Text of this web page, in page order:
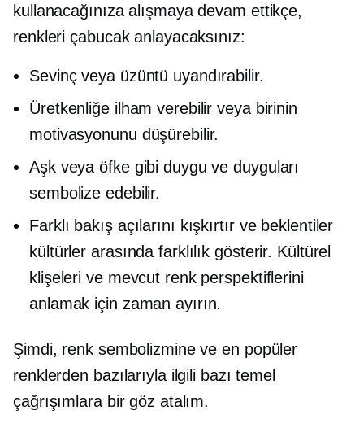
kullanacağınıza alışmaya devam ettikçe,
renkleri çabucak anlayacaksınız:
Sevinç veya üzüntü uyandırabilir.
Üretkenliğe ilham verebilir veya birinin
motivasyonunu düşürebilir.
Aşk veya öfke gibi duygu ve duyguları
sembolize edebilir.
Farklı bakış açılarını kışkırtır ve beklentiler
kültürler arasında farklılık gösterir. Kültürel
klişeleri ve mevcut renk perspektiflerini
anlamak için zaman ayırın.
Şimdi, renk sembolizmine ve en popüler
renklerden bazılarıyla ilgili bazı temel
çağrışımlara bir göz atalım.